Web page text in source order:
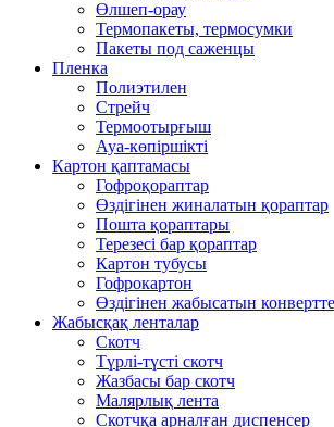
Өлшеп-орау
Термопакеты, термосумки
Пакеты под саженцы
Пленка
Полиэтилен
Стрейч
Термоотырғыш
Ауа-көпіршікті
Картон қаптамасы
Гофроқораптар
Өздігінен жиналатын қораптар
Пошта қораптары
Терезесі бар қораптар
Картон тубусы
Гофрокартон
Өздігінен жабысатын
Жабысқақ ленталар
Скотч
Түрлі-түсті скотч
Жазбасы бар скотч
Малярлық лента
Скотчқа арналған диспенсер